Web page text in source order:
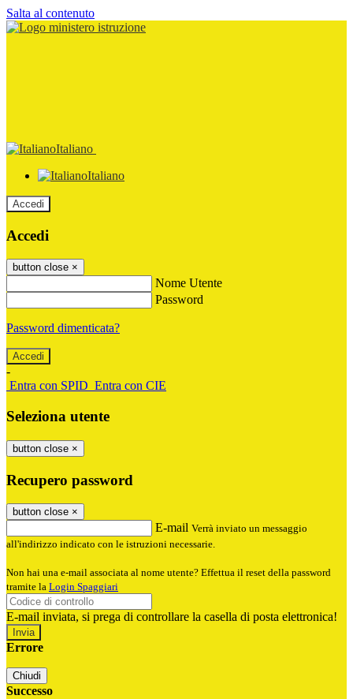
Salta al contenuto
Italiano
Italiano
Accedi
Accedi
button close ×
Nome Utente
Password
Password dimenticata?
-
Entra con SPID Entra con CIE
Seleziona utente
button close ×
Recupero password
button close ×
E-mail Verrà inviato un messaggio
all'indirizzo indicato con le istruzioni necessarie.
Non hai una e-mail associata al nome utente? Effettua il reset della password
tramite la Login Spaggiari
E-mail inviata, si prega di controllare la casella di posta elettronica!
Errore
Chiudi
Successo